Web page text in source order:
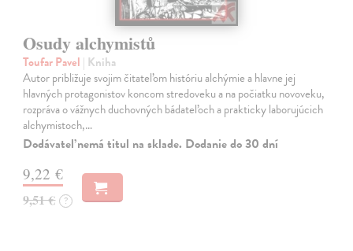
Osudy alchymistů
Toufar Pavel | Kniha
Autor približuje svojim čitateľom históriu alchýmie a hlavne jej
hlavných protagonistov koncom stredoveku a na počiatku novoveku,
rozpráva o vážnych duchovných bádateľoch a prakticky laborujúcich
alchymistoch,…
Dodávateľ nemá titul na sklade. Dodanie do 30 dní
9,22 €
9,51 € ?